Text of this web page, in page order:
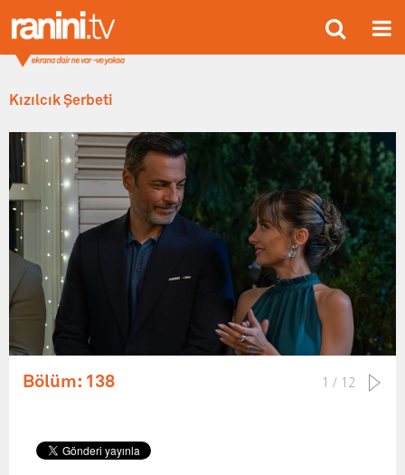
Kızılcık Şerbeti
Bölüm: 138 1 / 12